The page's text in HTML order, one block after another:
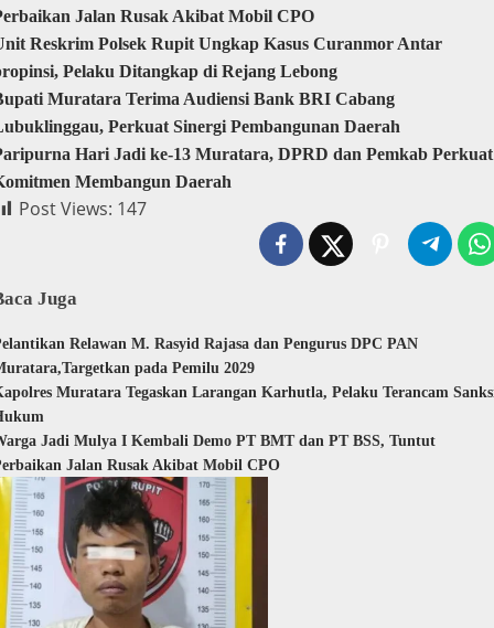
Jalan Rusak Akibat Mobil CPO
Reskrim Polsek Rupit Ungkap Kasus Curanmor Antar
Pelaku Ditangkap di Rejang Lebong
Muratara Terima Audiensi Bank BRI Cabang
Perkuat Sinergi Pembangunan Daerah
Hari Jadi ke-13 Muratara, DPRD dan Pemkab Perkuat
Membangun Daerah
Post Views: 147
Juga
Relawan M. Rasyid Rajasa dan Pengurus DPC PAN
pada Pemilu 2029
Muratara Tegaskan Larangan Karhutla, Pelaku Terancam
Jadi Mulya I Kembali Demo PT BMT dan PT BSS, Tuntut
Jalan Rusak Akibat Mobil CPO